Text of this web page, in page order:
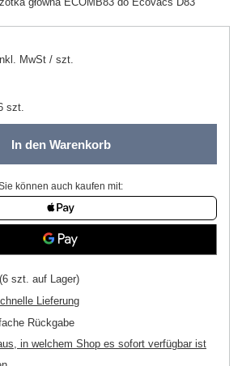
MwSt / szt.
szt.
In den Warenkorb
können auch kaufen mit:
(6 szt. auf Lager)
Lieferung
Rückgabe
in welchem Shop es sofort verfügbar ist